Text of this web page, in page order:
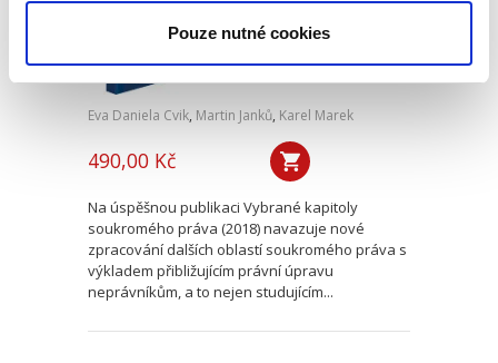
Pouze nutné cookies
Eva Daniela Cvik, Martin Janků, Karel Marek
490,00 Kč
Na úspěšnou publikaci Vybrané kapitoly
soukromého práva (2018) navazuje nové
zpracování dalších oblastí soukromého práva s
výkladem přibližujícím právní úpravu
neprávníkům, a to nejen studujícím...